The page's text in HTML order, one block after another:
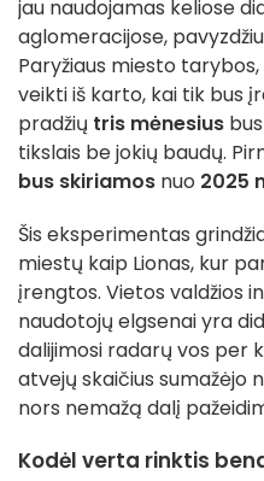
jau naudojamas keliose
aglomeracijose,
Paryžiaus miesto
veikti iš karto, kai tik bus
pradžių tris mėnesius
tikslais be jokių baudų.
bus skiriamos nuo 2025
Šis eksperimentas
miestų kaip Lionas, kur
įrengtos. Vietos valdžios
naudotojų elgsenai yra
dalijimosi radarų vos per
atvejų skaičius sumažėjo
nors nemažą dalį
Kodėl verta rinktis